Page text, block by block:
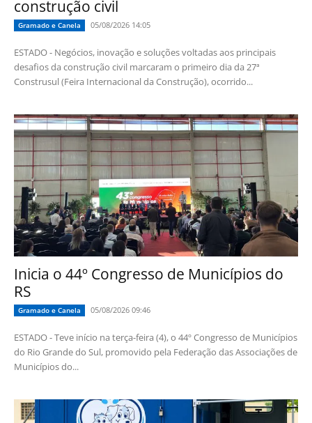
construção civil
Gramado e Canela 05/08/2026 14:05
ESTADO - Negócios, inovação e soluções voltadas aos principais
desafios da construção civil marcaram o primeiro dia da 27ª
Construsul (Feira Internacional da Construção), ocorrido...
Inicia o 44º Congresso de Municípios do
RS
Gramado e Canela 05/08/2026 09:46
ESTADO - Teve início na terça-feira (4), o 44º Congresso de Municípios
do Rio Grande do Sul, promovido pela Federação das Associações de
Municípios do...